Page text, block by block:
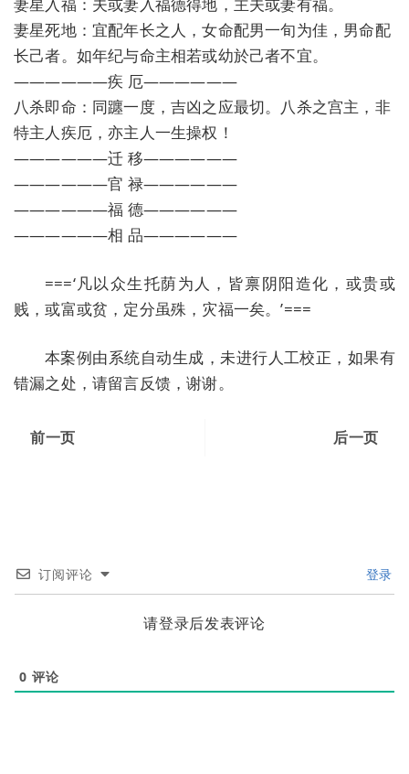
妻星死地：宜配年长之人，女命配男一旬为佳，男命配
长己者。如年纪与命主相若或幼於己者不宜。
——————疾 厄——————
八杀即命：同躔一度，吉凶之应最切。八杀之宫主，非
特主人疾厄，亦主人一生操权！
——————迁 移——————
——————官 禄——————
——————福 德——————
——————相 品——————
===‘凡以众生托荫为人，皆禀阴阳造化，或贵或
贱，或富或贫，定分虽殊，灾福一矣。’===
本案例由系统自动生成，未进行人工校正，如果有
错漏之处，请留言反馈，谢谢。
前一页 后一页
订阅评论 登录
请登录后发表评论
0 评论